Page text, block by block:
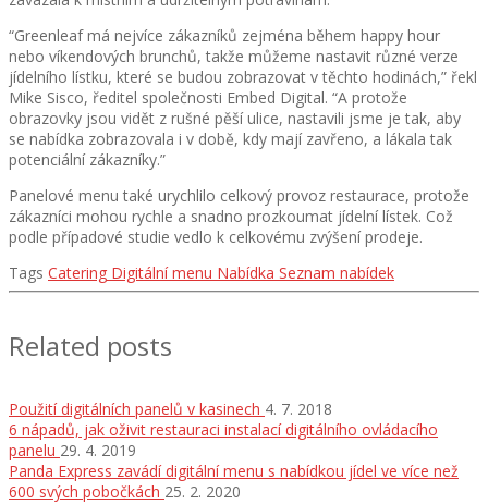
“Greenleaf má nejvíce zákazníků zejména během happy hour
nebo víkendových brunchů, takže můžeme nastavit různé verze
jídelního lístku, které se budou zobrazovat v těchto hodinách,” řekl
Mike Sisco, ředitel společnosti Embed Digital. “A protože
obrazovky jsou vidět z rušné pěší ulice, nastavili jsme je tak, aby
se nabídka zobrazovala i v době, kdy mají zavřeno, a lákala tak
potenciální zákazníky.”
Panelové menu také urychlilo celkový provoz restaurace, protože
zákazníci mohou rychle a snadno prozkoumat jídelní lístek. Což
podle případové studie vedlo k celkovému zvýšení prodeje.
Tags Catering Digitální menu Nabídka Seznam nabídek
Related posts
Použití digitálních panelů v kasinech 4. 7. 2018
6 nápadů, jak oživit restauraci instalací digitálního ovládacího
panelu 29. 4. 2019
Panda Express zavádí digitální menu s nabídkou jídel ve více než
600 svých pobočkách 25. 2. 2020